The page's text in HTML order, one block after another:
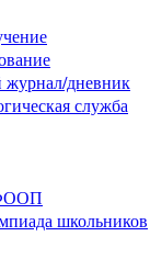
дневник
служба
школьников